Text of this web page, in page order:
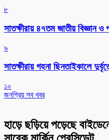
৮
সাতক্ষীরায় ৪৭তম জাতীয় বিজ্ঞান
৯
সাতক্ষীরায় গহনা ছিনতাইকালে
১০
জনপ্রিয় সব খবর
হাড়ে ছড়িয়ে পড়েছে